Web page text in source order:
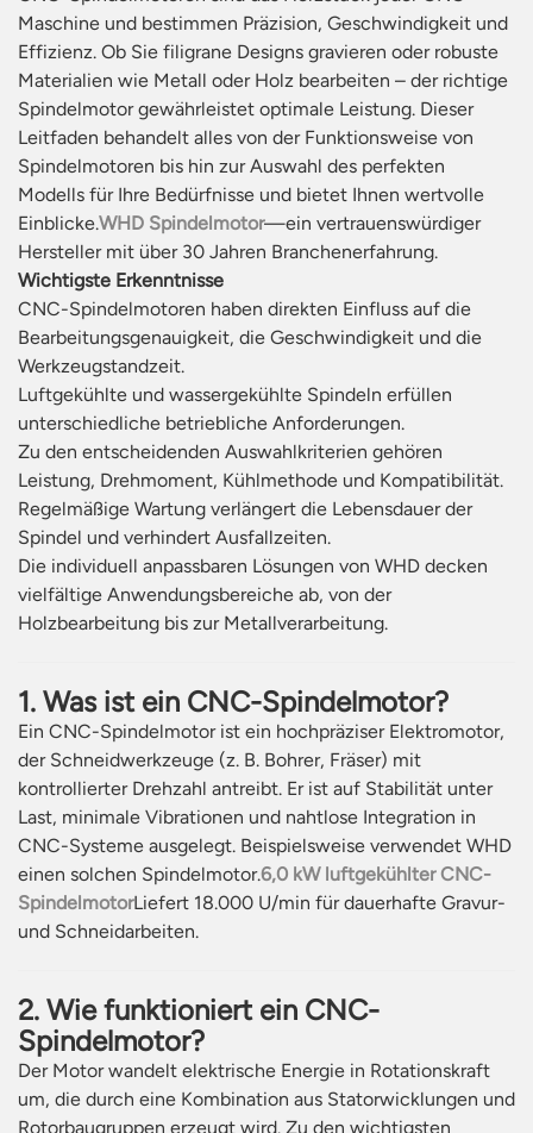
Maschine und bestimmen Präzision, Geschwindigkeit und
Effizienz. Ob Sie filigrane Designs gravieren oder robuste
Materialien wie Metall oder Holz bearbeiten – der richtige
Spindelmotor gewährleistet optimale Leistung. Dieser
Leitfaden behandelt alles von der Funktionsweise von
Spindelmotoren bis hin zur Auswahl des perfekten
Modells für Ihre Bedürfnisse und bietet Ihnen wertvolle
Einblicke.WHD Spindelmotor—ein vertrauenswürdiger
Hersteller mit über 30 Jahren Branchenerfahrung.
Wichtigste Erkenntnisse
CNC-Spindelmotoren haben direkten Einfluss auf die
Bearbeitungsgenauigkeit, die Geschwindigkeit und die
Werkzeugstandzeit.
Luftgekühlte und wassergekühlte Spindeln erfüllen
unterschiedliche betriebliche Anforderungen.
Zu den entscheidenden Auswahlkriterien gehören
Leistung, Drehmoment, Kühlmethode und Kompatibilität.
Regelmäßige Wartung verlängert die Lebensdauer der
Spindel und verhindert Ausfallzeiten.
Die individuell anpassbaren Lösungen von WHD decken
vielfältige Anwendungsbereiche ab, von der
Holzbearbeitung bis zur Metallverarbeitung.
1. Was ist ein CNC-Spindelmotor?
Ein CNC-Spindelmotor ist ein hochpräziser Elektromotor,
der Schneidwerkzeuge (z. B. Bohrer, Fräser) mit
kontrollierter Drehzahl antreibt. Er ist auf Stabilität unter
Last, minimale Vibrationen und nahtlose Integration in
CNC-Systeme ausgelegt. Beispielsweise verwendet WHD
einen solchen Spindelmotor.6,0 kW luftgekühlter CNC-
SpindelmotorLiefert 18.000 U/min für dauerhafte Gravur-
und Schneidarbeiten.
2. Wie funktioniert ein CNC-
Spindelmotor?
Der Motor wandelt elektrische Energie in Rotationskraft
um, die durch eine Kombination aus Statorwicklungen und
Rotorbaugruppen erzeugt wird. Zu den wichtigsten